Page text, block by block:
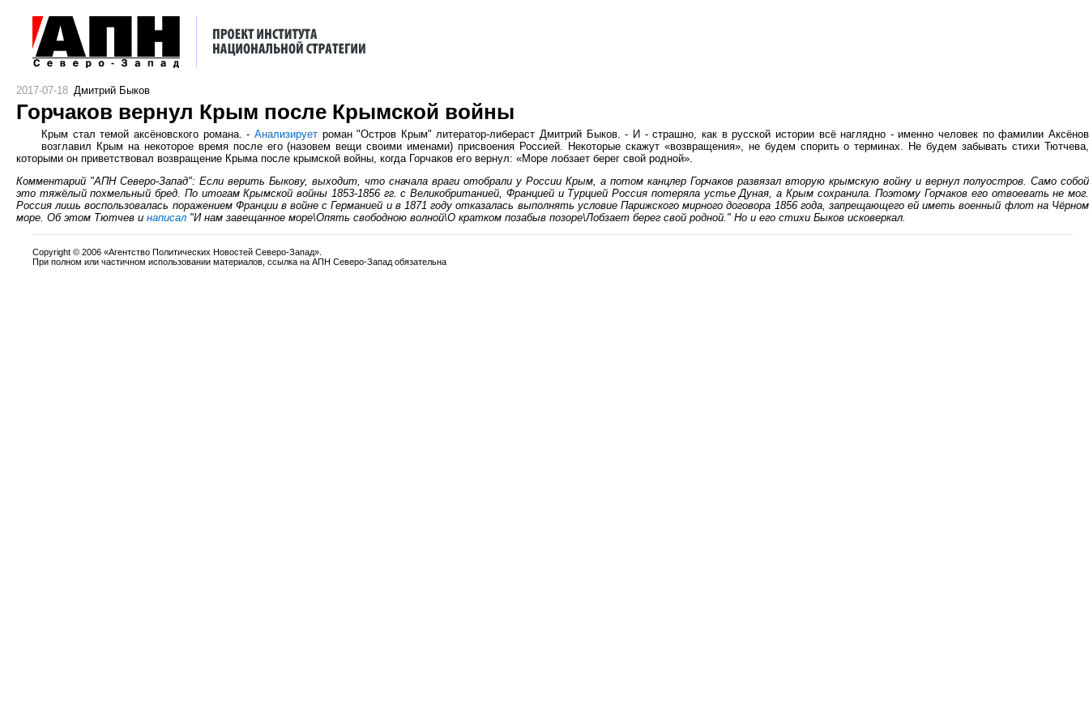
2017-07-18 Дмитрий Быков
Горчаков вернул Крым после Крымской войны
Крым стал темой аксёновского романа. - Анализируетроман "Остров Крым" литератор-либераст Дмитрий Быков. - И - страшно, как в русской истории всё наглядно - именно человек по фамилии Аксёнов
возглавил Крым на некоторое время после его (назовем вещи своими именами) присвоения Россией. Некоторые скажут «возвращения», не будем спорить о терминах. Не будем забывать стихи Тютчева,
которыми он приветствовал возвращение Крыма после крымской войны, когда Горчаков его вернул: «Море лобзает берег свой родной».
Комментарий "АПН Северо-Запад": Если верить Быкову, выходит, что сначала враги отобрали у России Крым, а потом канцлер Горчаков развязал вторую крымскую войну и вернул полуостров. Само собой
это тяжёлый похмельный бред. По итогам Крымской войны 1853-1856 гг. с Великобританией, Францией и Турцией Россия потеряла устье Дуная, а Крым сохранила. Поэтому Горчаков его отвоевать не мог.
Россия лишь воспользовалась поражением Франции в войне с Германией и в 1871 году отказалась выполнять условие Парижского мирного договора 1856 года, запрещающего ей иметь военный флот на Чёрном
море. Об этом Тютчев и написал "И нам завещанное море\Опять свободною волной\О кратком позабыв позоре\Лобзает берег свой родной." Но и его стихи Быков исковеркал.
Copyright © 2006 «Агентство Политических Новостей Северо-Запад».
При полном или частичном использовании материалов, ссылка на АПН Северо-Запад обязательна